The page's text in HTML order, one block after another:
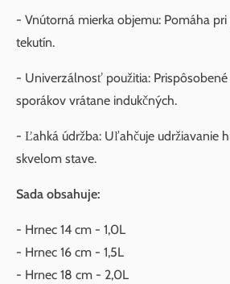
- Vnútorná mierka objemu: Pomáha
tekutín.
- Univerzálnosť použitia:
sporákov vrátane indukčných.
- Ľahká údržba: Uľahčuje udržiavanie
skvelom stave.
Sada obsahuje:
- Hrnec 14 cm - 1,0L
- Hrnec 16 cm - 1,5L
- Hrnec 18 cm - 2,0L